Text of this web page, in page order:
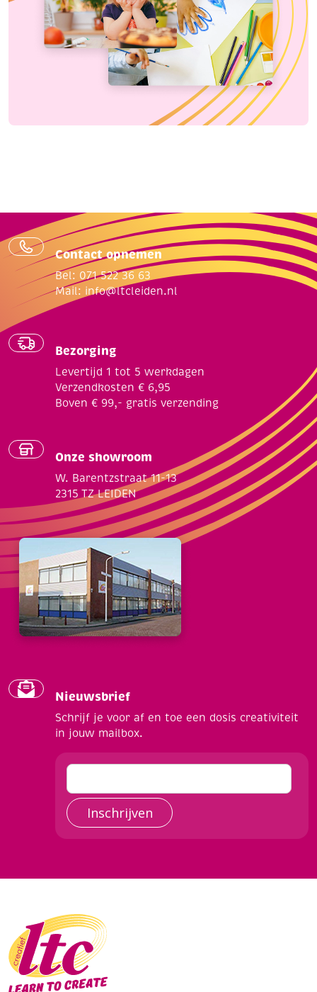
Contact opnemen
Bel: 071 522 36 63
Mail: info@ltcleiden.nl
Bezorging
Levertijd 1 tot 5 werkdagen
Verzendkosten € 6,95
Boven € 99,- gratis verzending
Onze showroom
W. Barentzstraat 11-13
2315 TZ LEIDEN
Nieuwsbrief
Schrijf je voor af en toe een dosis creativiteit
in jouw mailbox.
Inschrijven